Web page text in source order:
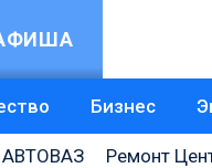
Бизнес
АВТОВАЗ Ремонт